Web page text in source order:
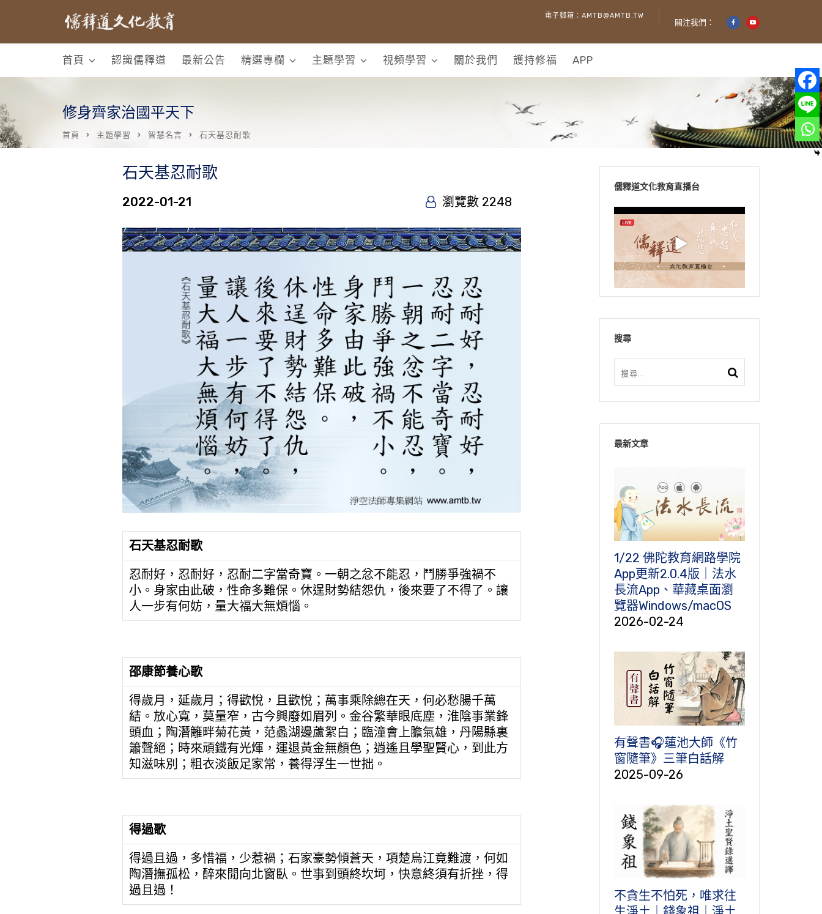
電子郵箱：AMTB@AMTB.TW
關注我們：
首頁 認識儒釋道 最新公告 精選專欄 主題學習 視頻學習 關於我們 護持修福 APP
修身齊家治國平天下
首頁 主題學習 智慧名言 石天基忍耐歌
石天基忍耐歌
2022-01-21 瀏覽數 2248
石天基忍耐歌
忍耐好，忍耐好，忍耐二字當奇寶。一朝之忿不能忍，鬥勝爭強禍不
小。身家由此破，性命多難保。休逞財勢結怨仇，後來要了不得了。讓
人一步有何妨，量大福大無煩惱。
邵康節養心歌
得歲月，延歲月；得歡悅，且歡悅；萬事乘除總在天，何必愁腸千萬
結。放心寬，莫量窄，古今興廢如眉列。金谷繁華眼底塵，淮陰事業鋒
頭血；陶潛籬畔菊花黃，范蠡湖邊蘆絮白；臨潼會上膽氣雄，丹陽縣裏
簫聲絕；時來頑鐵有光煇，運退黃金無顏色；逍遙且學聖賢心，到此方
知滋味別；粗衣淡飯足家常，養得浮生一世拙。
得過歌
得過且過，多惜福，少惹禍；石家豪勢傾蒼天，項楚烏江竟難渡，何如
陶潛撫孤松，醉來閒向北窗臥。世事到頭終坎坷，快意終須有折挫，得
過且過！
儒釋道文化教育直播台
搜尋
最新文章
1/22 佛陀教育網路學院
App更新2.0.4版｜法水
長流App、華藏桌面瀏
覽器Windows/macOS
2026-02-24
有聲書🎧蓮池大師《竹
窗隨筆》三筆白話解
2025-09-26
不貪生不怕死，唯求往